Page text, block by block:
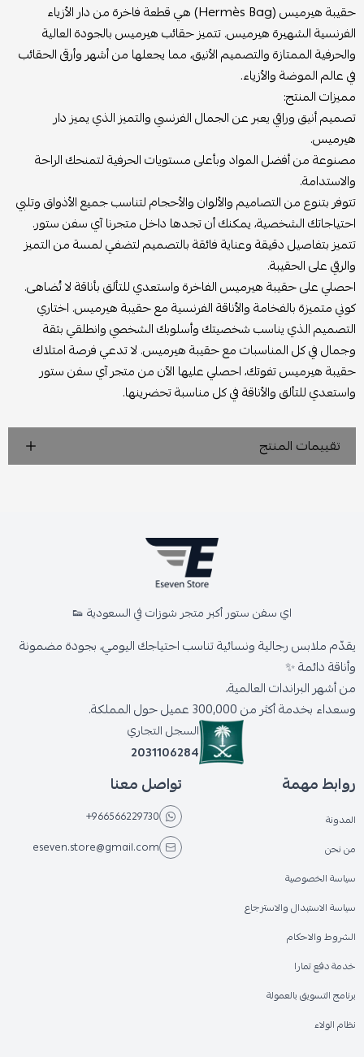
حقيبة هيرميس (Hermès Bag) هي قطعة فاخرة من دار الأزياء
الفرنسية الشهيرة هيرميس. تتميز حقائب هيرميس بالجودة العالية
والحرفية الممتازة والتصميم الأنيق، مما يجعلها من أشهر وأرقى الحقائب
في عالم الموضة والأزياء.
مميزات المنتج:
تصميم أنيق وراقي يعبر عن الجمال الفرنسي والتميز الذي يميز دار
هيرميس.
مصنوعة من أفضل المواد وبأعلى مستويات الحرفية لتمنحك الراحة
والاستدامة.
تتوفر بتنوع من التصاميم والألوان والأحجام لتناسب جميع الأذواق وتلبي
احتياجاتك الشخصية، يمكنك أن تجدها داخل متجرنا آي سفن ستور.
تتميز بتفاصيل دقيقة وعناية فائقة بالتصميم لتضفي لمسة من التميز
والرقي على الحقيبة.
احصلي على حقيبة هيرميس الفاخرة واستعدي للتألق بأناقة لا تُضاهى.
كوني متميزة بالفخامة والأناقة الفرنسية مع حقيبة هيرميس. اختاري
التصميم الذي يناسب شخصيتك وأسلوبك الشخصي وانطلقي بثقة
وجمال في كل المناسبات مع حقيبة هيرميس. لا تدعي فرصة امتلاك
حقيبة هيرميس تفوتك، احصلي عليها الآن من متجر آي سفن ستور
واستعدي للتألق والأناقة في كل مناسبة تحضرينها.
تقييمات المنتج
اي سفن ستور أكبر متجر شوزات في السعودية 👟
يقدّم ملابس رجالية ونسائية تناسب احتياجك اليومي، بجودة مضمونة
وأناقة دائمة ✨
من أشهر البراندات العالمية،
وسعداء بخدمة أكثر من 300,000 عميل حول المملكة.
السجل التجاري
2031106284
روابط مهمة
المدونة
من نحن
سياسة الخصوصية
سياسة الاستبدال والاسترجاع
الشروط والاحكام
خدمة دفع تمارا
برنامج التسويق بالعمولة
نظام الولاء
تواصل معنا
+966566229730
eseven.store@gmail.com